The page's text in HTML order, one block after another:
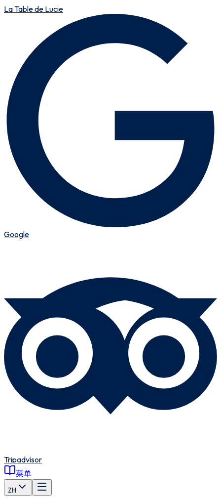
La Table de Lucie
Google
Tripadvisor
菜单
ZH